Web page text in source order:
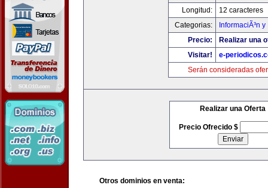
Longitud:
12 caracteres
Categorias:
InformaciÃ³n
Precio:
Realizar una
Visitar!
e-
Serán consideradas
Realizar una Oferta
Precio Ofrecido $
Otros dominios en venta: